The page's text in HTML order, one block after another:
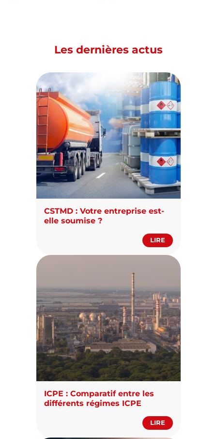
Les dernières actus
CSTMD : Votre entreprise est-
elle soumise ?
LIRE
ICPE : Comparatif entre les
différents régimes ICPE
LIRE